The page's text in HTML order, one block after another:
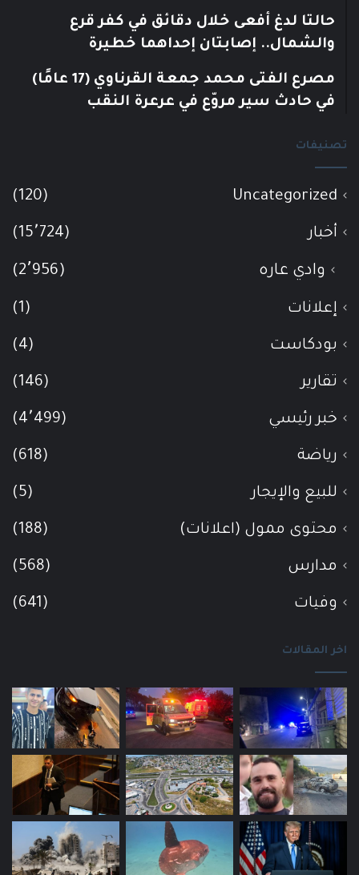
حالتا لدغ أفعى خلال دقائق في كفر قرع
والشمال.. إصابتان إحداهما خطيرة
مصرع الفتى محمد جمعة القرناوي (17 عامًا)
في حادث سير مروّع في عرعرة النقب
تصنيفات
Uncategorized
(120)
أخبار (15٬724)
وادي عاره (2٬956)
إعلانات (1)
بودكاست (4)
تقارير (146)
خبر رئيسي (4٬499)
رياضة (618)
للبيع والإيجار (5)
محتوى ممول (اعلانات) (188)
مدارس (568)
وفيات (641)
اخر المقالات